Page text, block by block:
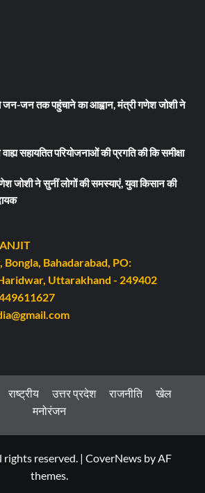
जन-जन तक पहुंचाने का आह्वान, मंत्री गणेश जोशी ने
सहायतित परियोजनाओं की प्रगति की कि समीक्षा
जोशी ने सुनीं लोगों की समस्याएं, युवा किसान की
Bongla, Bahadarabad, PO:
Uttarakhand - 249402
राष्ट्रीय उत्तर प्रदेश राजनीति
खेल
मनोरंजन
reserved. | CoverNews by AF
themes.